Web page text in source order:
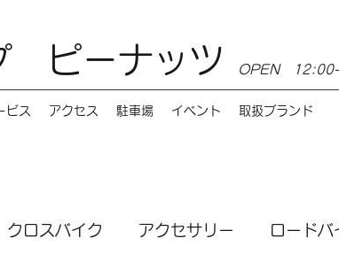
ピーナッツ OPEN 12:00-
ビス アクセス 駐車場 イベント 取扱ブランド
クロスバイク アクセサリー ロードバ